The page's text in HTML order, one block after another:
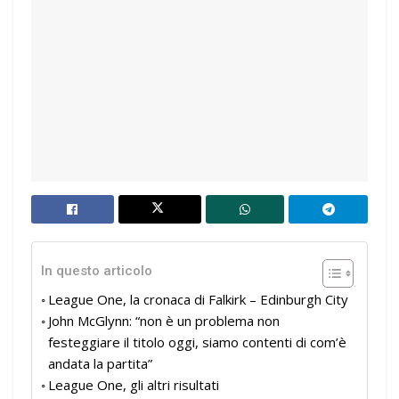
In questo articolo
League One, la cronaca di Falkirk – Edinburgh City
John McGlynn: “non è un problema non
festeggiare il titolo oggi, siamo contenti di com’è
andata la partita”
League One, gli altri risultati